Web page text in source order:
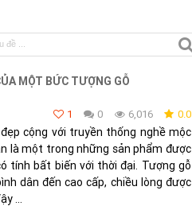
MỘT BỨC TƯỢNG GỖ
1 0 6,016 0.0
cộng với truyền thống nghề mộc
là một trong những sản phẩm được
tính bất biến với thời đại. Tượng gỗ
dân đến cao cấp, chiều lòng được
...